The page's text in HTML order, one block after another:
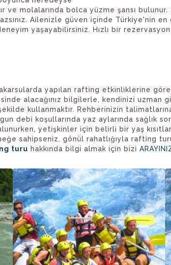
ve molalarında bolca yüzme şansı
Ailenizle güven içinde Türkiye'nin
yaşayabilirsiniz. Hızlı bir
akarsularda yapılan rafting etkinliklerine
alacağınız bilgilerle, kendinizi uzman
kullanmaktır. Rehberinizin
debi koşullarında yaz aylarında sağlık
yetişkinler için belirli bir yaş
sahipseniz, gönül rahatlığıyla rafting
turu hakkında bilgi almak için bizi